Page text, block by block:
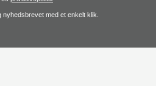
nyhedsbrevet med et enkelt klik.